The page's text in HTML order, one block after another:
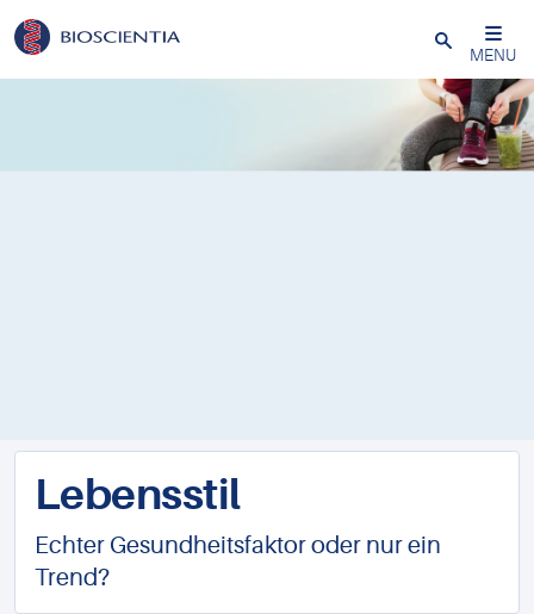
Schließen
MENU
Lebensstil
Echter Gesundheitsfaktor oder nur ein
Trend?